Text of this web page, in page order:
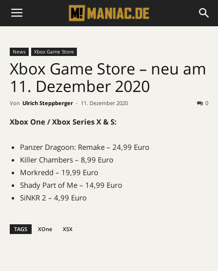
News Xbox Game Store
Xbox Game Store – neu am
11. Dezember 2020
Von Ulrich Steppberger - 11. Dezember 2020 0
Xbox One / Xbox Series X & S:
Panzer Dragoon: Remake – 24,99 Euro
Killer Chambers – 8,99 Euro
Morkredd – 19,99 Euro
Shady Part of Me – 14,99 Euro
SiNKR 2 – 4,99 Euro
TAGS XOne XSX